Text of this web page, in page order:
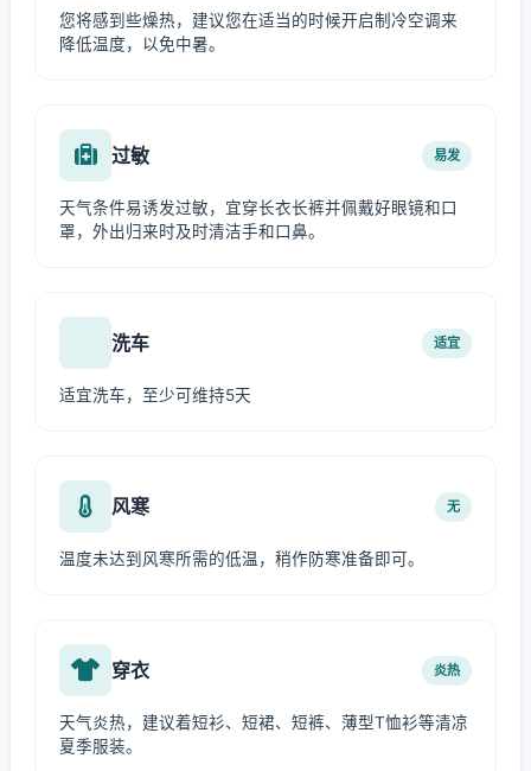
您将感到些燥热，建议您在适当的时候开启制冷空调来
降低温度，以免中暑。
过敏 易发
天气条件易诱发过敏，宜穿长衣长裤并佩戴好眼镜和口
罩，外出归来时及时清洁手和口鼻。
洗车 适宜
适宜洗车，至少可维持5天
风寒 无
温度未达到风寒所需的低温，稍作防寒准备即可。
穿衣 炎热
天气炎热，建议着短衫、短裙、短裤、薄型T恤衫等清凉
夏季服装。